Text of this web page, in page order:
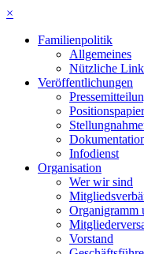
×
Familienpolitik
Allgemeines
Nützliche
Veröffentlichungen
Infodienst
Organisation
Wer wir sind
Organigramm
Vorstand